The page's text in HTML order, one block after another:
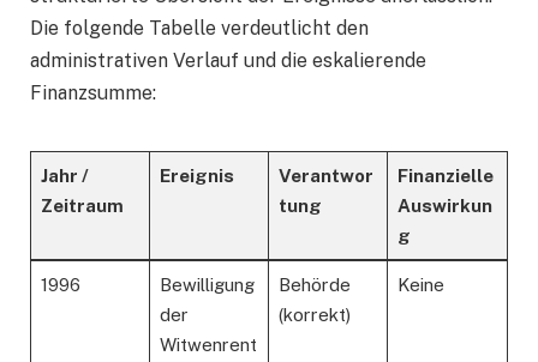
Die folgende Tabelle verdeutlicht den
administrativen Verlauf und die eskalierende
Finanzsumme:
Jahr /
Zeitraum
Ereignis
Verantwor
tung
Finanzielle
Auswirkun
g
1996
Bewilligung
der
Witwenrent
Behörde
(korrekt)
Keine